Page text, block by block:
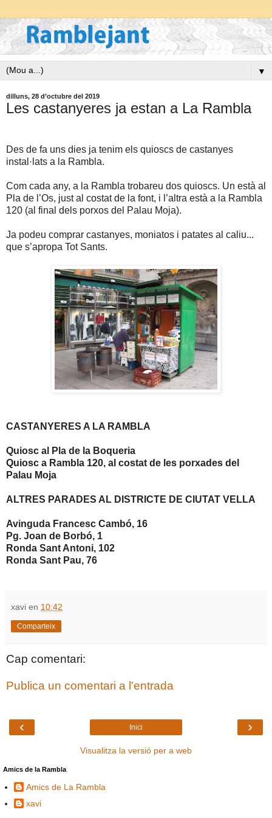
▼
dilluns, 28 d’octubre del 2019
Les castanyeres ja estan a La Rambla
Des de fa uns dies ja tenim els quioscs de castanyes
instal·lats a la Rambla.
Com cada any, a la Rambla trobareu dos quioscs. Un està al
Pla de l’Os, just al costat de la font, i l’altra està a la Rambla
120 (al final dels porxos del Palau Moja).
Ja podeu comprar castanyes, moniatos i patates al caliu...
que s’apropa Tot Sants.
CASTANYERES A LA RAMBLA
Quiosc al Pla de la Boqueria
Quiosc a Rambla 120, al costat de les porxades del
Palau Moja
ALTRES PARADES AL DISTRICTE DE CIUTAT VELLA
Avinguda Francesc Cambó, 16
Pg. Joan de Borbó, 1
Ronda Sant Antoni, 102
Ronda Sant Pau, 76
xavi en 10:42
Comparteix
Cap comentari:
Publica un comentari a l'entrada
‹ ›
Inici
Visualitza la versió per a web
Amics de la Rambla
Amics de La Rambla
xavi